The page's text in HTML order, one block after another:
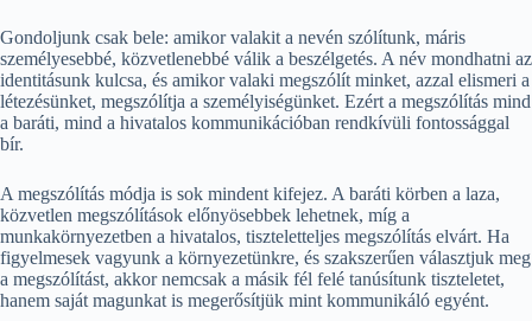
Gondoljunk csak bele: amikor valakit a nevén szólítunk, máris
személyesebbé, közvetlenebbé válik a beszélgetés. A név mondhatni az
identitásunk kulcsa, és amikor valaki megszólít minket, azzal elismeri a
létezésünket, megszólítja a személyiségünket. Ezért a megszólítás mind
a baráti, mind a hivatalos kommunikációban rendkívüli fontossággal
bír.
A megszólítás módja is sok mindent kifejez. A baráti körben a laza,
közvetlen megszólítások előnyösebbek lehetnek, míg a
munkakörnyezetben a hivatalos, tiszteletteljes megszólítás elvárt. Ha
figyelmesek vagyunk a környezetünkre, és szakszerűen választjuk meg
a megszólítást, akkor nemcsak a másik fél felé tanúsítunk tiszteletet,
hanem saját magunkat is megerősítjük mint kommunikáló egyént.